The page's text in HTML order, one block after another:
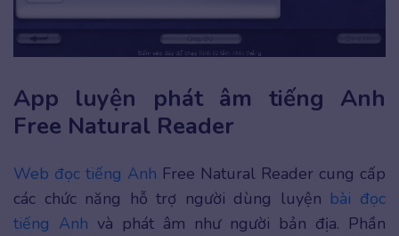
App luyện phát âm tiếng Anh
Free Natural Reader
Web đọc tiếng Anh Free Natural Reader cung cấp
các chức năng hỗ trợ người dùng luyện bài đọc
tiếng Anh và phát âm như người bản địa. Phần